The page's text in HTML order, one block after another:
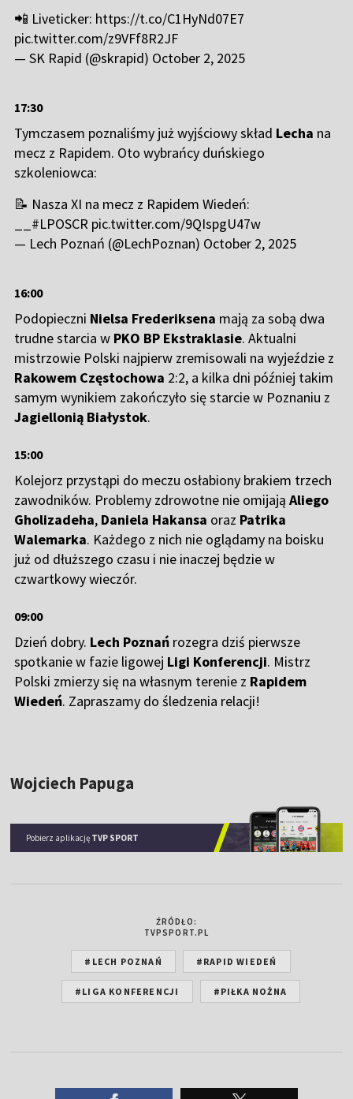
📲 Liveticker: https://t.co/C1HyNd07E7
pic.twitter.com/z9VFf8R2JF
— SK Rapid (@skrapid) October 2, 2025
17:30
Tymczasem poznaliśmy już wyjściowy skład Lecha na
mecz z Rapidem. Oto wybrańcy duńskiego
szkoleniowca:
📝 Nasza XI na mecz z Rapidem Wiedeń:
#LPOSCR pic.twitter.com/9QIspgU47w
— Lech Poznań (@LechPoznan) October 2, 2025
16:00
Podopieczni Nielsa Frederiksena mają za sobą dwa
trudne starcia w PKO BP Ekstraklasie. Aktualni
mistrzowie Polski najpierw zremisowali na wyjeździe z
Rakowem Częstochowa 2:2, a kilka dni później takim
samym wynikiem zakończyło się starcie w Poznaniu z
Jagiellonią Białystok.
15:00
Kolejorz przystąpi do meczu osłabiony brakiem trzech
zawodników. Problemy zdrowotne nie omijająAliego
Gholizadeha, Daniela Hakansa oraz Patrika
Walemarka. Każdego z nich nie oglądamy na boisku
już od dłuższego czasu i nie inaczej będzie w
czwartkowy wieczór.
09:00
Dzień dobry. Lech Poznań rozegra dziś pierwsze
spotkanie w fazie ligowej Ligi Konferencji. Mistrz
Polski zmierzy się na własnym terenie z Rapidem
Wiedeń. Zapraszamy do śledzenia relacji!
Wojciech Papuga
Pobierz aplikację TVP SPORT
ŹRÓDŁO:
TVPSPORT.PL
#LECH POZNAŃ #RAPID WIEDEŃ
#LIGA KONFERENCJI #PIŁKA NOŻNA